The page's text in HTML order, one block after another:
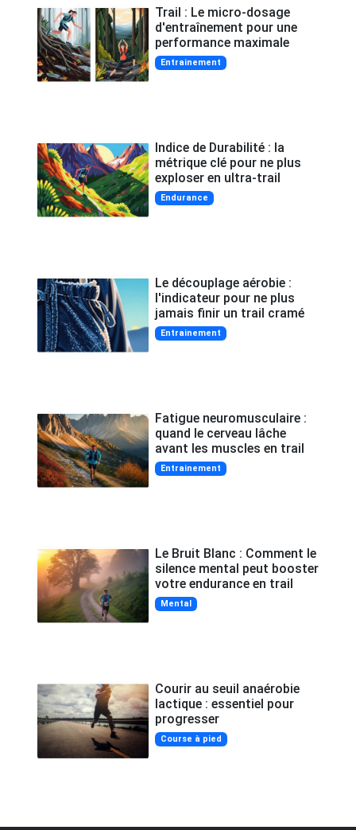
Trail : Le micro-dosage
d'entraînement pour une
performance maximale
Entrainement
Indice de Durabilité : la
métrique clé pour ne plus
exploser en ultra-trail
Endurance
Le découplage aérobie :
l'indicateur pour ne plus
jamais finir un trail cramé
Entrainement
Fatigue neuromusculaire :
quand le cerveau lâche
avant les muscles en trail
Entrainement
Le Bruit Blanc : Comment le
silence mental peut booster
votre endurance en trail
Mental
Courir au seuil anaérobie
lactique : essentiel pour
progresser
Course à pied